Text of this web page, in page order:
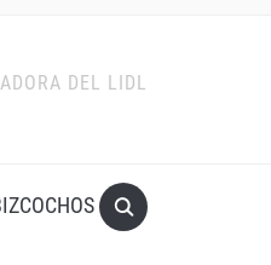
DEL LIDL